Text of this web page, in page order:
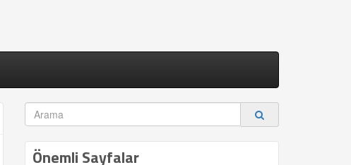
Önemli Sayfalar